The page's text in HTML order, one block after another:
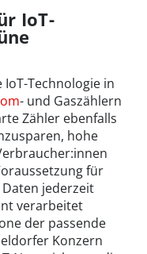
IoT-
Technologie in
- und Gaszählern
Zähler ebenfalls
hohe
für
jederzeit
verarbeitet
der passende
Konzern